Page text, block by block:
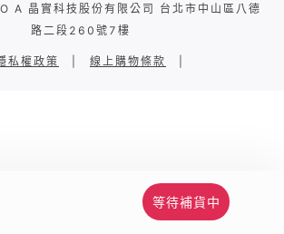
等待補貨中
晶實科技股份有限公司 台北市中山區八德
路二段260號7樓
私權政策 線上購物條款